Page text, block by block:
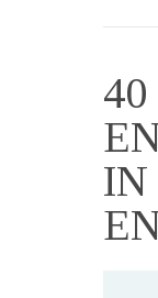
40
IN